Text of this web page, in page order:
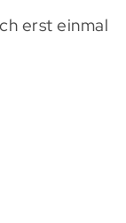
erst einmal